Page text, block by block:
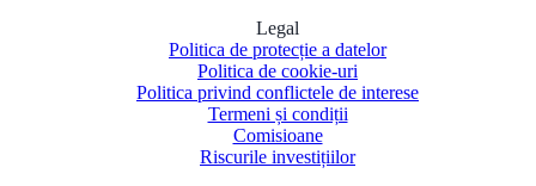
Legal
Politica de protecție a datelor
Politica de cookie-uri
Politica privind conflictele de interese
Termeni și condiții
Comisioane
Riscurile investițiilor